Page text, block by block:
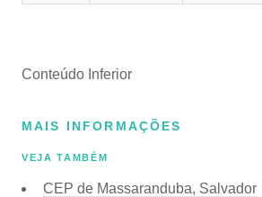
Conteúdo Inferior
MAIS INFORMAÇÕES
VEJA TAMBÉM
CEP de Massaranduba, Salvador